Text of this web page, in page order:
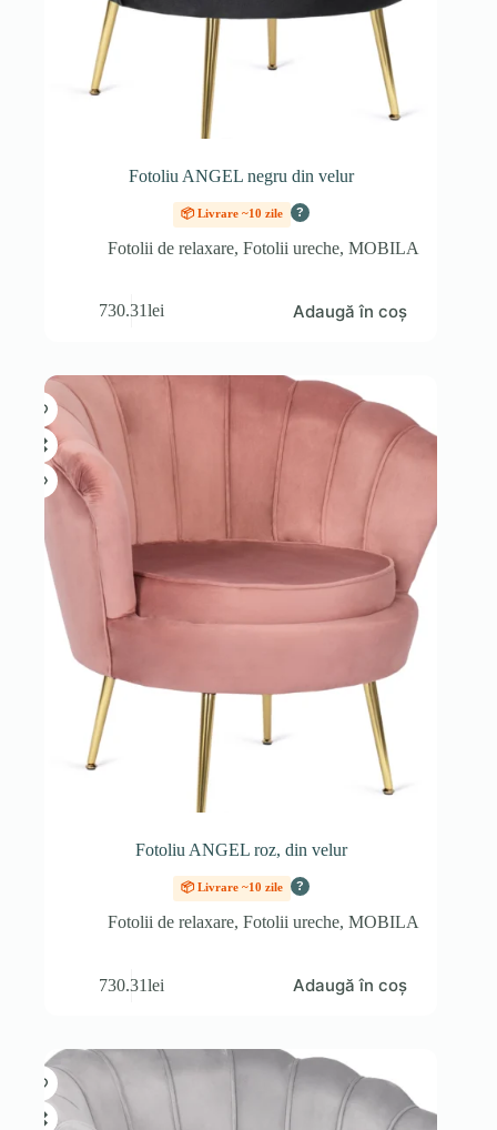
Fotoliu ANGEL negru din velur
📦 Livrare ~10 zile ?
Fotolii de relaxare, Fotolii ureche, MOBILA
730.31lei Adaugă în coș
Fotoliu ANGEL roz, din velur
📦 Livrare ~10 zile ?
Fotolii de relaxare, Fotolii ureche, MOBILA
730.31lei Adaugă în coș